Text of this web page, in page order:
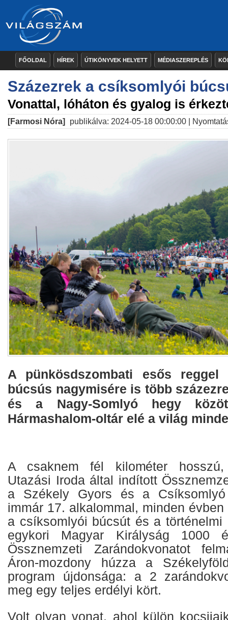
FŐOLDAL HÍREK ÚTIKÖNYVEK HELYETT MÉDIASZEREPLÉS
Százezrek a csíksomlyói
Vonattal, lóháton és gyalog is
[Farmosi Nóra] publikálva: 2024-05-18 00:00:00 |
A pünkösdszombati esős
búcsús nagymisére is több
és a Nagy-Somlyó hegy
Hármashalom-oltár elé a világ
A csaknem fél kilométer
Utazási Iroda által indított
a Székely Gyors és a
immár 17. alkalommal, minden
a csíksomlyói búcsút és a történelmi
egykori Magyar Királyság 1000
Össznemzeti Zarándokvonatot
Áron-mozdony húzza a
program újdonsága: a 2
meg egy teljes erdélyi kört.
Volt olyan vonat, ahol külön